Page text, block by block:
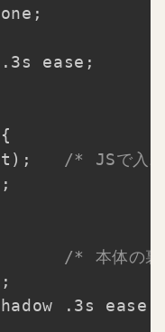
;
ease ;
{
) ;
/* JSで入
;
/* 本体の
;
.3s ease